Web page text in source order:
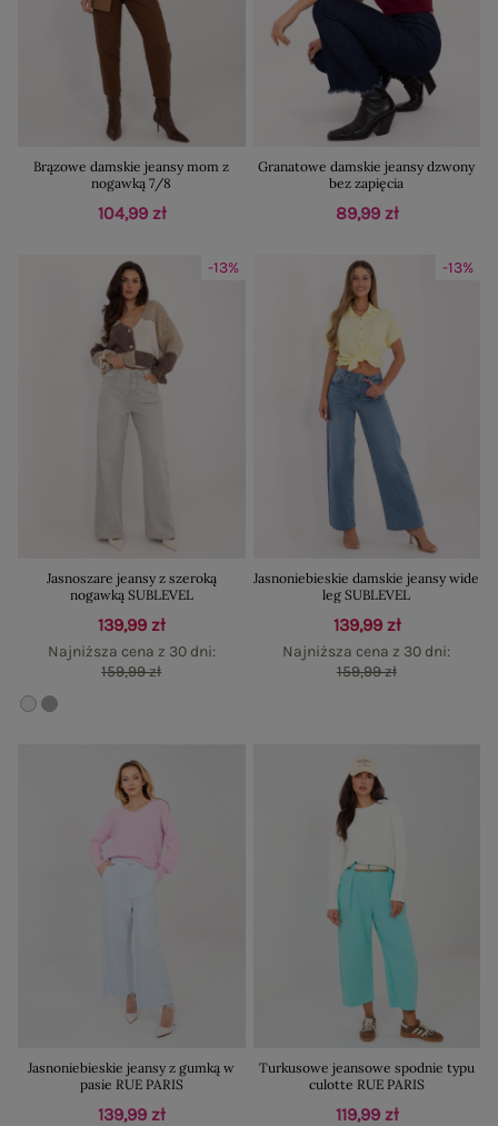
Brązowe damskie jeansy mom z
nogawką 7/8
104,99 zł
Granatowe damskie jeansy dzwony
bez zapięcia
89,99 zł
-13%
Jasnoszare jeansy z szeroką
nogawką SUBLEVEL
139,99 zł
Najniższa cena z 30 dni:
159,99 zł
-13%
Jasnoniebieskie damskie jeansy wide
leg SUBLEVEL
139,99 zł
Najniższa cena z 30 dni:
159,99 zł
Jasnoniebieskie jeansy z gumką w
pasie RUE PARIS
139,99 zł
Turkusowe jeansowe spodnie typu
culotte RUE PARIS
119,99 zł